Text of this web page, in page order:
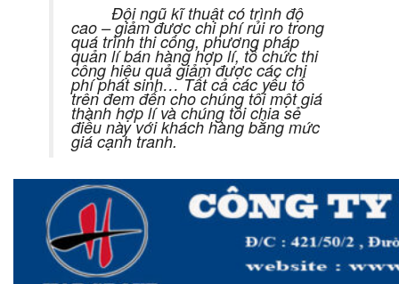
Đội ngũ kĩ thuật có trình độ
cao – giảm được chi phí rủi ro trong
quá trình thi công, phương pháp
quản lí bán hàng hợp lí, tổ chức thi
công hiệu quả giảm được các chi
phí phát sinh… Tất cả các yếu tố
trên đem đến cho chúng tôi một giá
thành hợp lí và chúng tôi chia sẻ
điều này với khách hàng bằng mức
giá cạnh tranh.